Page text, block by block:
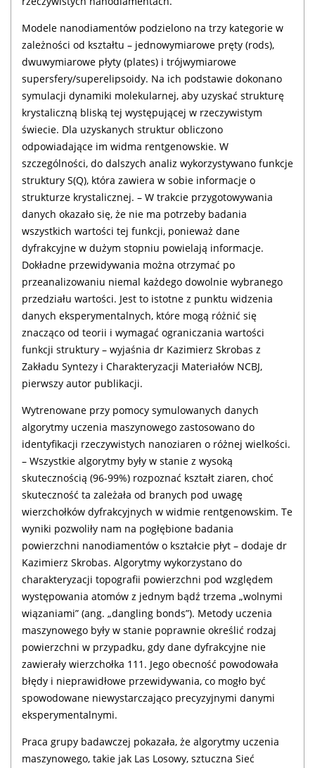
Modele nanodiamentów podzielono na trzy kategorie w
zależności od kształtu – jednowymiarowe pręty (rods),
dwuwymiarowe płyty (plates) i trójwymiarowe
supersfery/superelipsoidy. Na ich podstawie dokonano
symulacji dynamiki molekularnej, aby uzyskać strukturę
krystaliczną bliską tej występującej w rzeczywistym
świecie. Dla uzyskanych struktur obliczono
odpowiadające im widma rentgenowskie. W
szczególności, do dalszych analiz wykorzystywano funkcje
struktury S(Q), która zawiera w sobie informacje o
strukturze krystalicznej. – W trakcie przygotowywania
danych okazało się, że nie ma potrzeby badania
wszystkich wartości tej funkcji, ponieważ dane
dyfrakcyjne w dużym stopniu powielają informacje.
Dokładne przewidywania można otrzymać po
przeanalizowaniu niemal każdego dowolnie wybranego
przedziału wartości. Jest to istotne z punktu widzenia
danych eksperymentalnych, które mogą różnić się
znacząco od teorii i wymagać ograniczania wartości
funkcji struktury – wyjaśnia dr Kazimierz Skrobas z
Zakładu Syntezy i Charakteryzacji Materiałów NCBJ,
pierwszy autor publikacji.
Wytrenowane przy pomocy symulowanych danych
algorytmy uczenia maszynowego zastosowano do
identyfikacji rzeczywistych nanoziaren o różnej wielkości.
– Wszystkie algorytmy były w stanie z wysoką
skutecznością (96-99%) rozpoznać kształt ziaren, choć
skuteczność ta zależała od branych pod uwagę
wierzchołków dyfrakcyjnych w widmie rentgenowskim. Te
wyniki pozwoliły nam na pogłębione badania
powierzchni nanodiamentów o kształcie płyt – dodaje dr
Kazimierz Skrobas. Algorytmy wykorzystano do
charakteryzacji topografii powierzchni pod względem
występowania atomów z jednym bądź trzema „wolnymi
wiązaniami” (ang. „dangling bonds”). Metody uczenia
maszynowego były w stanie poprawnie określić rodzaj
powierzchni w przypadku, gdy dane dyfrakcyjne nie
zawierały wierzchołka 111. Jego obecność powodowała
błędy i nieprawidłowe przewidywania, co mogło być
spowodowane niewystarczająco precyzyjnymi danymi
eksperymentalnymi.
Praca grupy badawczej pokazała, że algorytmy uczenia
maszynowego, takie jak Las Losowy, sztuczna Sieć